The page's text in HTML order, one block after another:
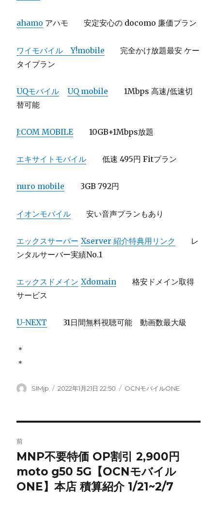
ahamo アハモ 安定安心の docomo 廉価プラン
ワイモバイル Y!mobile 完全かけ放題最安 ケー
タイプラン
UQモバイル UQ mobile
1Mbps 高速/低速切
替可能
J:COM MOBILE 10GB+1Mbps放題
エキサイトモバイル 低速 495円 Fitプラン
nuro mobile 3GB 792円
イオンモバイル 安い音声プランもあり
エックスサーバー Xserver 紹介特典用リンク
レ
ンタルサーバー実績No.1
エックスドメイン Xdomain
格安ドメイン取得
サービス
U-NEXT 31日間無料視聴可能 動画数最大級
＊
＊
投
SIMjp
投
2022年1月21日 22:50
カ
OCNモバイルONE
稿
ナ
ビ
前
前
の
投
MNP不要特価 OP割引 2,900円
moto g50 5G【OCNモバイル
ONE】本店 積算紹介 1/21~2/7